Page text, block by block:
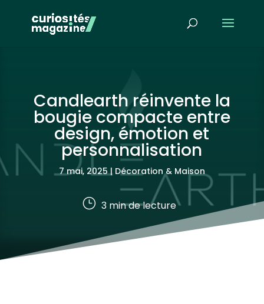
Candlearth réinvente la
bougie compacte entre
design, émotion et
personnalisation
7 mai, 2025| Décoration & Maison
} 3min de lecture